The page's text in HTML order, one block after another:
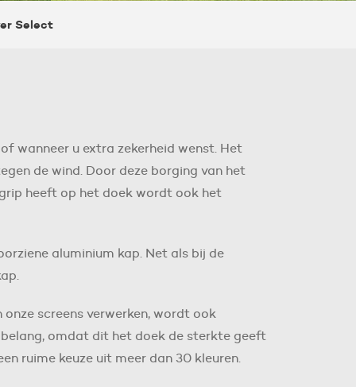
Select
wanneer u extra zekerheid wenst. Het
de wind. Door deze borging van het
heeft op het doek wordt ook het
aluminium kap. Net als bij de
screens verwerken, wordt ook
belang, omdat dit het doek de sterkte geeft
ruime keuze uit meer dan 30 kleuren.